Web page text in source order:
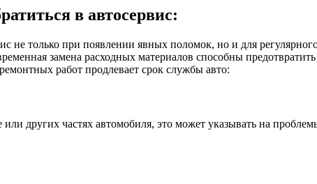
в автосервис:
не только при появлении явных поломок, но и для
замена расходных материалов способны предотвратить
работ продлевает срок службы авто:
других частях автомобиля, это может указывать на